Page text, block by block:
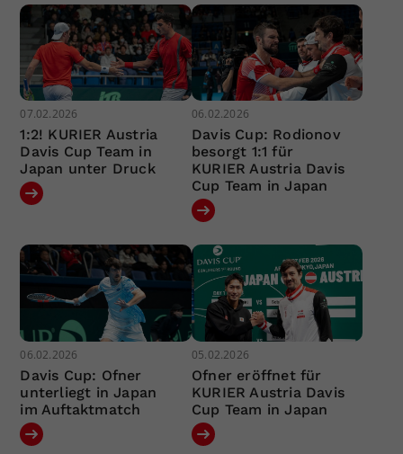
07.02.2026
1:2! KURIER Austria
Davis Cup Team in
Japan unter Druck
06.02.2026
Davis Cup: Rodionov
besorgt 1:1 für
KURIER Austria Davis
Cup Team in Japan
06.02.2026
Davis Cup: Ofner
unterliegt in Japan
im Auftaktmatch
05.02.2026
Ofner eröffnet für
KURIER Austria Davis
Cup Team in Japan